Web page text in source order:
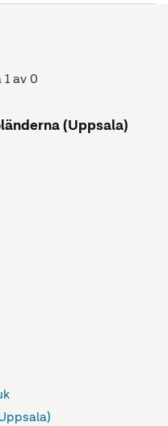
av 0
(Uppsala)